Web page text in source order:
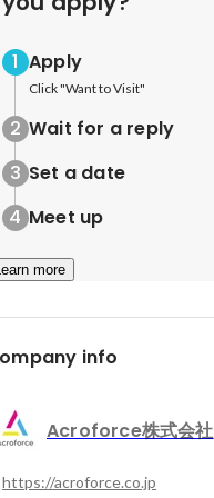
Apply
Click "Want to Visit"
Wait for a reply
Set a date
Meet up
more
info
Acroforce株式会社
https://acroforce.co.jp